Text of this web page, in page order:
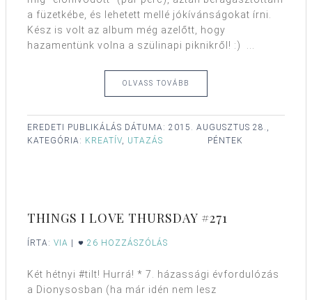
a füzetkébe, és lehetett mellé jókívánságokat írni.
Kész is volt az album még azelőtt, hogy
hazamentünk volna a szülinapi piknikről! :) ...
OLVASS TOVÁBB
EREDETI PUBLIKÁLÁS DÁTUMA: 2015. AUGUSZTUS 28.,
PÉNTEK
KATEGÓRIA: KREATÍV UTAZÁS
THINGS I LOVE THURSDAY #271
ÍRTA: VIA 26 HOZZÁSZÓLÁS
Két hétnyi #tilt! Hurrá! * 7. házassági évfordulózás
a Dionysosban (ha már idén nem lesz